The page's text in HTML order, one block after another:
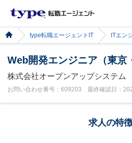
type転職エージェントIT ITエン
Web開発エンジニア（東京
株式会社オープンアップシステム
お問い合わせ番号：609203 最終確認日：
求人の特